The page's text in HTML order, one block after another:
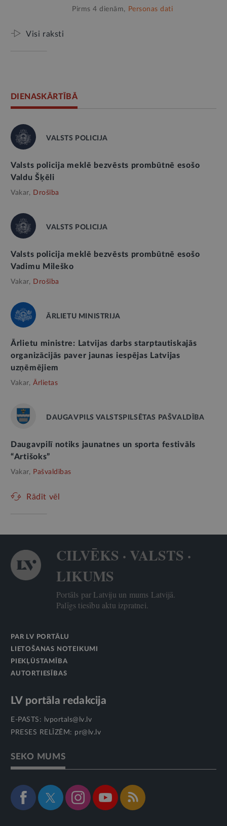
Pirms 4 dienām, Personas dati
Visi raksti
DIENASKĀRTĪBĀ
VALSTS POLICIJA
Valsts policija meklē bezvēsts prombūtnē esošo
Valdu Šķēli
Vakar, Drošība
VALSTS POLICIJA
Valsts policija meklē bezvēsts prombūtnē esošo
Vadimu Mileško
Vakar, Drošība
ĀRLIETU MINISTRIJA
Ārlietu ministre: Latvijas darbs starptautiskajās
organizācijās paver jaunas iespējas Latvijas
uzņēmējiem
Vakar, Ārlietas
DAUGAVPILS VALSTSPILSĒTAS PAŠVALDĪBA
Daugavpilī notiks jaunatnes un sporta festivāls
“Artišoks”
Vakar, Pašvaldības
Rādīt vēl
CILVĒKS · VALSTS ·
LIKUMS
Portāls par Latviju un mums Latvijā.
Palīgs tiesību aktu izpratnei.
PAR LV PORTĀLU
LIETOŠANAS NOTEIKUMI
PIEKĻŪSTAMĪBA
AUTORTIESĪBAS
LV portāla redakcija
E-PASTS:
lvportals@lv.lv
PRESES RELĪZĒM: pr@lv.lv
SEKO MUMS